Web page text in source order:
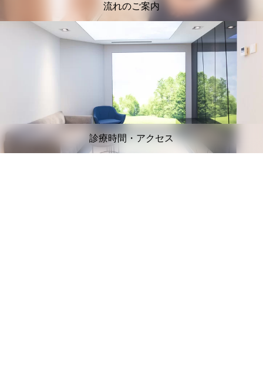
流れのご案内
診療時間・アクセス